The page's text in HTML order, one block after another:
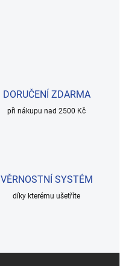
DORUČENÍ ZDARMA
při nákupu nad 2500 Kč
VĚRNOSTNÍ SYSTÉM
díky kterému ušetříte